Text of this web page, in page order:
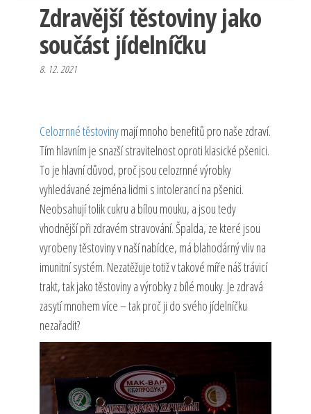
Zdravější těstoviny jako
součást jídelníčku
8. 12. 2021
Celozrnné těstovinymají mnoho benefitů pro naše zdraví.
Tím hlavním je snazší stravitelnost oproti klasické pšenici.
To je hlavní důvod, proč jsou celozrnné výrobky
vyhledávané zejména lidmi s intolerancí na pšenici.
Neobsahují tolik cukru a bílou mouku, a jsou tedy
vhodnější při zdravém stravování. Špalda, ze které jsou
vyrobeny těstoviny v naší nabídce, má blahodárný vliv na
imunitní systém. Nezatěžuje totiž v takové míře náš trávicí
trakt, tak jako těstoviny a výrobky z bílé mouky. Je zdravá
zasytí mnohem více – tak proč ji do svého jídelníčku
nezařadit?